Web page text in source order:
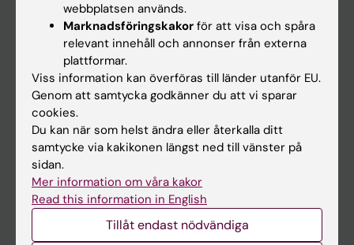
Schema
Studentmejlen
Kurs- och programwebbar
Student på KI
Medarbetare
Medarbetarportalen
webbplatsen används.
Marknadsföringskakor för att visa och spåra
relevant innehåll och annonser från externa
plattformar.
Viss information kan överföras till länder utanför EU.
Genom att samtycka godkänner du att vi sparar
cookies.
Du kan när som helst ändra eller återkalla ditt
samtycke via kakikonen längst ned till vänster på
sidan.
Mer information om våra kakor
Read this information in English
Tillåt endast nödvändiga